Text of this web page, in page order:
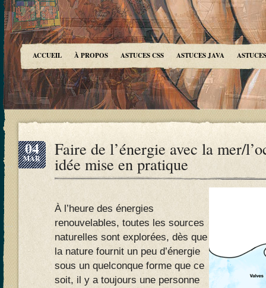
ACCUEIL À PROPOS ASTUCES CSS ASTUCES JAVA
04
MAR Faire de l’énergie avec la mer/
idée mise en pratique
À l’heure des énergies
renouvelables, toutes les sources
naturelles sont explorées, dès que
la nature fournit un peu d’énergie
sous un quelconque forme que ce
soit, il y a toujours une personne